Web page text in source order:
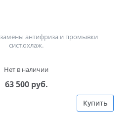
замены антифриза и промывки
сист.охлаж.
Нет в наличии
63 500 руб.
Купить